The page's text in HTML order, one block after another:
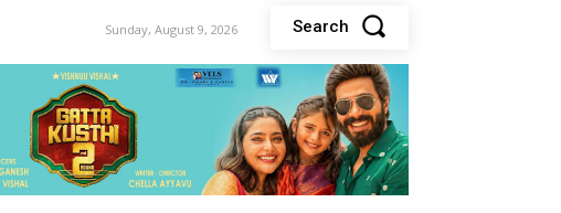
Sunday, August 9, 2026 Search